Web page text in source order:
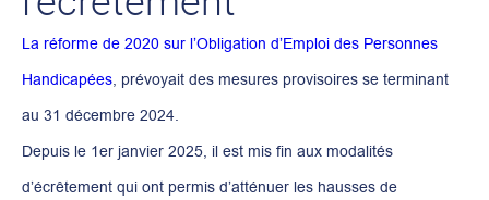
La réforme de 2020 sur l’Obligation d’Emploi des Personnes
Handicapées, prévoyait des mesures provisoires se terminant
au 31 décembre 2024.
Depuis le 1er janvier 2025, il est mis fin aux modalités
d’écrêtement qui ont permis d’atténuer les hausses de